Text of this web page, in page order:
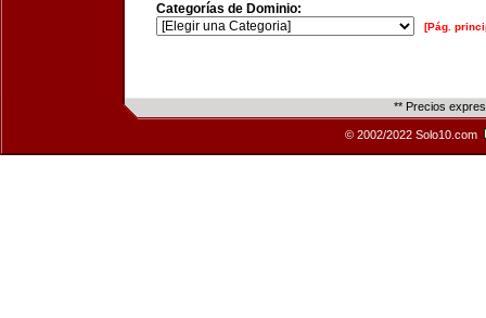
Categorías de Dominio:
[Pág.
** Precios
© 2002/2022 Solo10.com